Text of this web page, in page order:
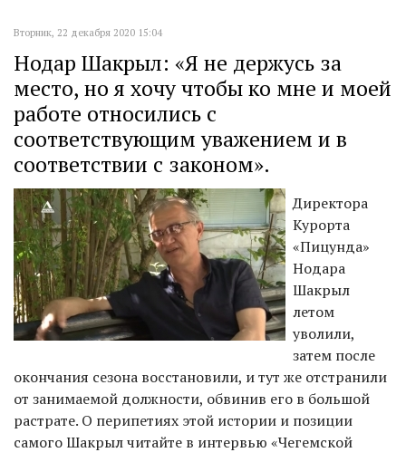
Вторник, 22 декабря 2020 15:04
Нодар Шакрыл: «Я не держусь за
место, но я хочу чтобы ко мне и моей
работе относились с
соответствующим уважением и в
соответствии с законом».
Директора
Курорта
«Пицунда»
Нодара
Шакрыл
летом
уволили,
затем после
окончания сезона восстановили, и тут же отстранили
от занимаемой должности, обвинив его в большой
растрате. О перипетиях этой истории и позиции
самого Шакрыл читайте в интервью «Чегемской